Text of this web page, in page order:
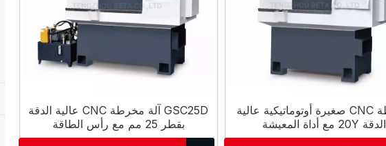
مخرطة CNC صغيرة أوتوماتيكية عالية
الدقة 20Y مع أداة المعيشة
GSC25D آلة مخرطة CNC عالية الدقة
بقطر 25 مم مع رأس الطاقة